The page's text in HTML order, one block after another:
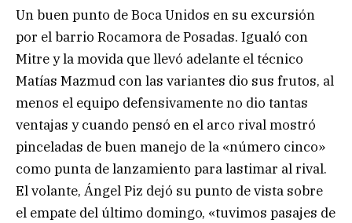
Un buen punto de Boca Unidos en su excursión
por el barrio Rocamora de Posadas. Igualó con
Mitre y la movida que llevó adelante el técnico
Matías Mazmud con las variantes dio sus frutos, al
menos el equipo defensivamente no dio tantas
ventajas y cuando pensó en el arco rival mostró
pinceladas de buen manejo de la «número cinco»
como punta de lanzamiento para lastimar al rival.
El volante, Ángel Piz dejó su punto de vista sobre
el empate del último domingo, «tuvimos pasajes de